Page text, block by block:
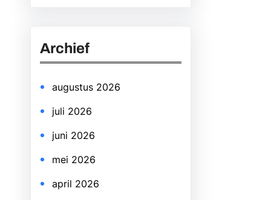
c
Archief
augustus 2026
juli 2026
juni 2026
mei 2026
april 2026